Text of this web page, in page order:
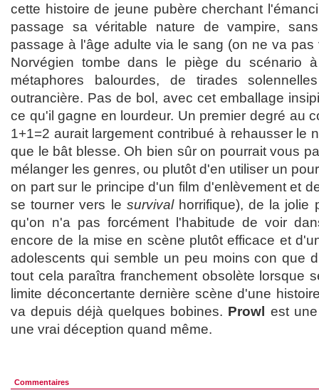
cette histoire de jeune pubère cherchant
passage sa véritable nature de vampire,
passage à l'âge adulte via le sang (on ne va
Norvégien tombe dans le piège du scénario
métaphores balourdes, de tirades
outrancière. Pas de bol, avec cet emballage
ce qu'il gagne en lourdeur. Un premier degré au
1+1=2 aurait largement contribué à rehausser le
que le bât blesse. Oh bien sûr on pourrait vous
mélanger les genres, ou plutôt d'en utiliser un
on part sur le principe d'un film d'enlèvement et
se tourner vers le survivalhorrifique), de la jolie
qu'on n'a pas forcément l'habitude de voir
encore de la mise en scène plutôt efficace et
adolescents qui semble un peu moins con que
tout cela paraîtra franchement obsolète lorsque
limite déconcertante dernière scène d'une
va depuis déjà quelques bobines. Prowl est
une vrai déception quand même.
Commentaires